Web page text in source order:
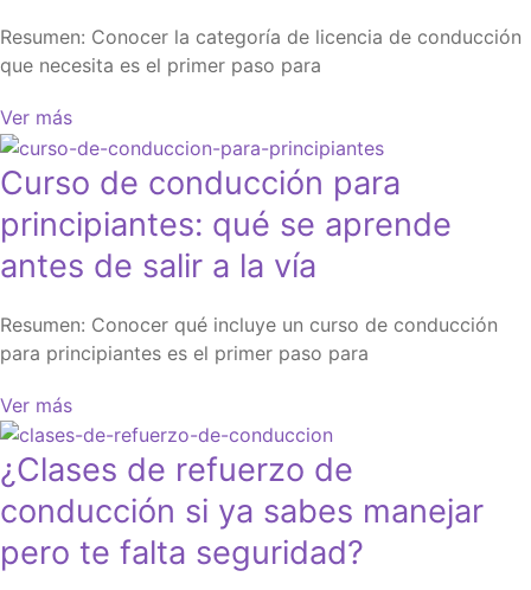
Resumen: Conocer la categoría de licencia de conducción
que necesita es el primer paso para
Ver más
Curso de conducción para
principiantes: qué se aprende
antes de salir a la vía
Resumen: Conocer qué incluye un curso de conducción
para principiantes es el primer paso para
Ver más
¿Clases de refuerzo de
conducción si ya sabes manejar
pero te falta seguridad?